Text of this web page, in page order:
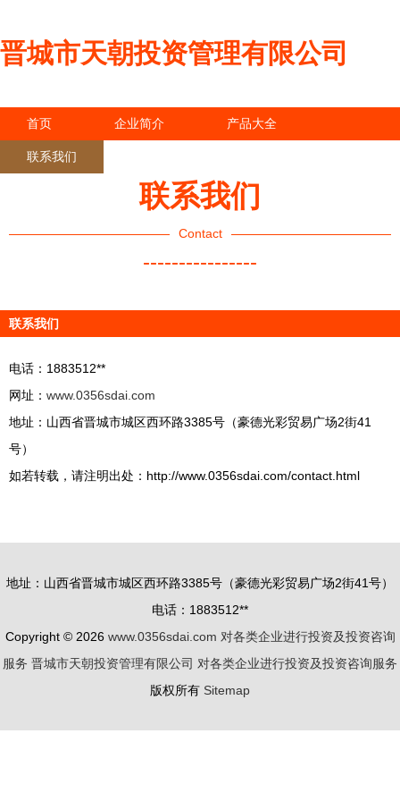
晋城市天朝投资管理有限公司
首页 企业简介 产品大全
联系我们
联系我们
Contact
----------------
联系我们
电话：1883512**
网址： www.0356sdai.com
地址：山西省晋城市城区西环路3385号（豪德光彩贸易广场2街41
号）
如若转载，请注明出处：http://www.0356sdai.com/contact.html
地址：山西省晋城市城区西环路3385号（豪德光彩贸易广场2街41号）
电话：1883512**
Copyright © 2026 www.0356sdai.com 对各类企业进行投资及投资咨询
服务 晋城市天朝投资管理有限公司 对各类企业进行投资及投资咨询服务
版权所有 Sitemap